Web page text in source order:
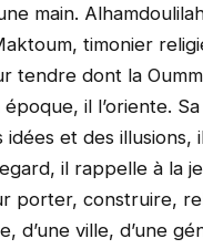
main.
timonier
dont la
il l’oriente.
et des illusions,
il rappelle à la
porter, construire,
d’une ville, d’une